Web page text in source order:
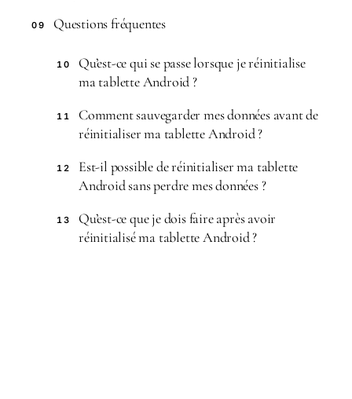
09 Questions fréquentes
10
Qu’est-ce qui se passe lorsque je réinitialise
ma tablette Android ?
11
Comment sauvegarder mes données avant de
réinitialiser ma tablette Android ?
12
Est-il possible de réinitialiser ma tablette
Android sans perdre mes données ?
13
Qu’est-ce que je dois faire après avoir
réinitialisé ma tablette Android ?